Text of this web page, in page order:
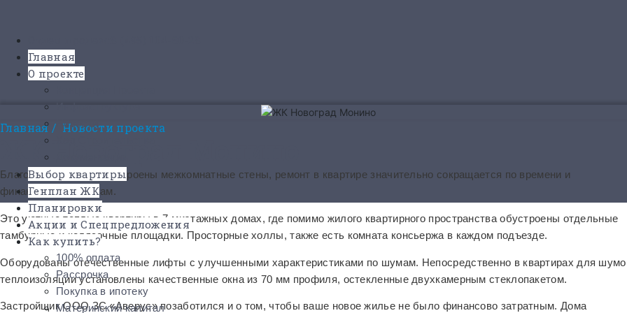
Главная
О проекте
Новости
Выбор квартиры
Генплан ЖК
Планировки
Акции и Спецпредложения
Как купить?
100% оплата
Рассрочка
Покупка в ипотеку
Материнский капитал
Главная / Новости проекта
ЖК Новоград Монино
Благодаря тому, что построены межкомнатные стены, ремонт в квартире значительно сокращается по времени и
финансовым затратам.
Это уютные теплые квартиры в 7-миэтажных домах, где помимо жилого квартирного пространства обустроены отдельные
тамбурные и колясочные площадки. Просторные холлы, также есть комната консьержа в каждом подъезде.
Оборудованы отечественные лифты с улучшенными характеристиками по шумам. Непосредственно в квартирах для
теплоизоляции установлены качественные окна из 70 мм профиля, остекленные двухкамерным стеклопакетом.
Застройщик ООО ЗС «Аверус» позаботился и о том, чтобы ваше новое жилье не было финансово затратным. Дома